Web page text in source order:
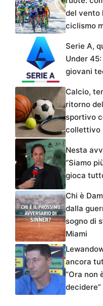
del vento
ciclismo
Serie A,
Under
giovani
Calcio,
ritorno
sportivo
collettivo
Nesta
“Siamo
gioca
Chi è
dalla
sogno di
Miami
ancora
“Ora non
decidere”